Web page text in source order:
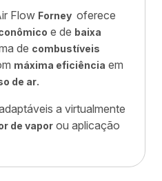
Flow Forney oferece
e de baixa
de combustíveis
máxima eficiência em
de ar.
a virtualmente
de vapor ou aplicação